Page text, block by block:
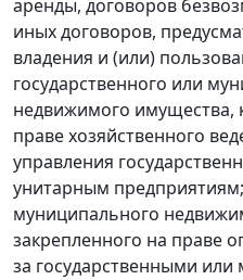
аренды, договоров
иных договоров,
владения и (или)
государственного или
недвижимого имущества,
праве хозяйственного
управления
унитарным
муниципального
закрепленного на праве
за государственными